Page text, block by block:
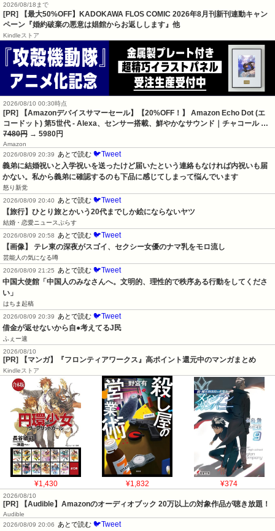
2026/08/18まで
[PR] 【最大50%OFF】KADOKAWA FLOS COMIC 2026年8月刊新刊連動キャン
ペーン『婚約破棄の悪意は娼館からお返しします』他
Kindleストア
2026/08/10 00:30時点
[PR] 【Amazonデバイスサマーセール】【20%OFF！】 Amazon Echo Dot (エ
コードット) 第5世代 - Alexa、センサー搭載、鮮やかなサウンド｜チャコール …
7480円 → 5980円
Amazon
2026/08/09 20:39
あとで読む 🐦Tweet
義弟に結婚祝いと入学祝いを送ったけど届いたという連絡もなければ内祝いも届
かない。私から義弟に確認するのも下品に感じてしまって悩んでいます
怒り新党
2026/08/09 20:40
あとで読む 🐦Tweet
【旅行】ひとり旅とかいう20代までしか絵にならないヤツ
結婚・恋愛ニュースぷらす
2026/08/09 20:58
あとで読む 🐦Tweet
【画像】 テレ東の深夜がスゴイ、セクシー女優のナマ乳をモロ流し
芸能人の気になる噂
2026/08/09 21:25
あとで読む 🐦Tweet
中国大使館「中国人のみなさんへ。文明的、理性的で秩序ある行動をしてくださ
い」
はちま起稿
2026/08/09 20:39
あとで読む 🐦Tweet
借金が返せないから自●考えてるJ民
ふぇー速
2026/08/10
[PR] 【マンガ】『フロンティアワークス』高ポイント還元中のマンガまとめ
Kindleストア
¥1,430 ¥1,832 ¥374
2026/08/10
[PR] 【Audible】Amazonのオーディオブック 20万以上の対象作品が聴き放題！
Audible
2026/08/09 20:06
あとで読む 🐦Tweet